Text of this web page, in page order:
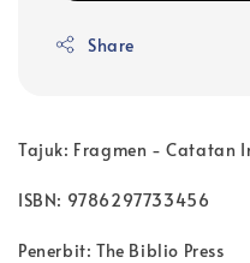
Share
Tajuk: Fragmen - Catatan
ISBN: 9786297733456
Penerbit: The Biblio Press